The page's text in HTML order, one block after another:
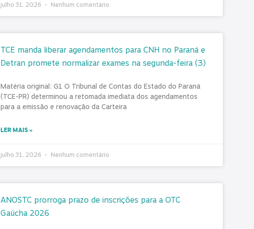
julho 31, 2026 Nenhum comentário
TCE manda liberar agendamentos para CNH no Paraná e
Detran promete normalizar exames na segunda-feira (3)
Matéria original: G1 O Tribunal de Contas do Estado do Paraná
(TCE-PR) determinou a retomada imediata dos agendamentos
para a emissão e renovação da Carteira
LER MAIS »
julho 31, 2026 Nenhum comentário
ANOSTC prorroga prazo de inscrições para a OTC
Gaúcha 2026